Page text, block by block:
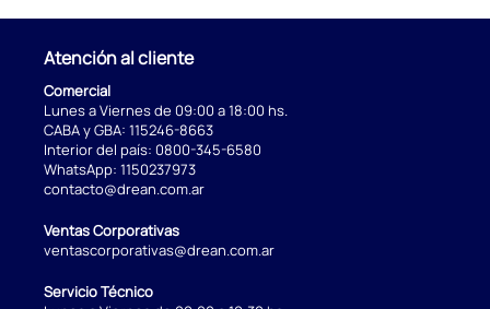
Atención al cliente
Comercial
Lunes a Viernes de 09:00 a 18:00 hs.
CABA y GBA: 115246-8663
Interior del país: 0800-345-6580
WhatsApp: 1150237973
contacto@drean.com.ar
Ventas Corporativas
ventascorporativas@drean.com.ar
Servicio Técnico